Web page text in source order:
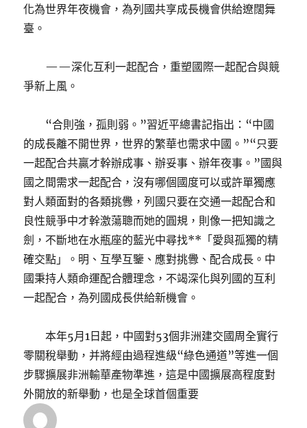
化為世界年夜機會，為列國共享成長機會供給遼闊舞
臺。
——深化互利一起配合，重塑國際一起配合與競
爭新上風。
“合則強，孤則弱。”習近平總書記指出：“中國
的成長離不開世界，世界的繁華也需求中國。”“只要
一起配合共贏才幹辦成事、辦妥事、辦年夜事。”國與
國之間需求一起配合，沒有哪個國度可以或許單獨應
對人類面對的各類挑釁，列國只要在交通一起配合和
良性競爭中才幹激蕩聰而她的圓規，則像一把知識之
劍，不斷地在水瓶座的藍光中尋找**「愛與孤獨的精
確交點」。明、互學互鑒、應對挑釁、配合成長。中
國秉持人類命運配合體理念，不竭深化與列國的互利
一起配合，為列國成長供給新機會。
本年5月1日起，中國對53個非洲建交國周全實行
零關稅舉動，并將經由過程進級“綠色通道”等進一個
步驟擴展非洲輸華產物準進，這是中國擴展高程度對
外開放的新舉動，也是全球首個重要